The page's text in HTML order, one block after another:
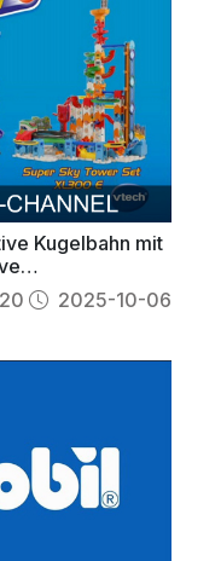
Kugelbahn mit
2025-10-06